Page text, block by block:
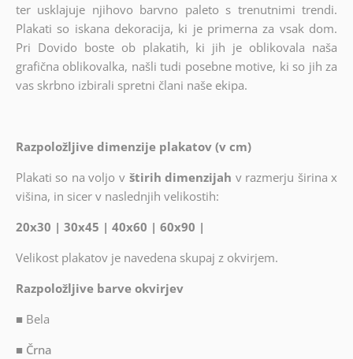
ter usklajuje njihovo barvno paleto s trenutnimi trendi.
Plakati so iskana dekoracija, ki je primerna za vsak dom.
Pri Dovido boste ob plakatih, ki jih je oblikovala naša
grafična oblikovalka, našli tudi posebne motive, ki so jih za
vas skrbno izbirali spretni člani naše ekipa.
Razpoložljive dimenzije plakatov (v cm)
Plakati so na voljo v štirih dimenzijah v razmerju širina x
višina, in sicer v naslednjih velikostih:
20x30 | 30x45 | 40x60 | 60x90 |
Velikost plakatov je navedena skupaj z okvirjem.
Razpoložljive barve okvirjev
■ Bela
■ Črna